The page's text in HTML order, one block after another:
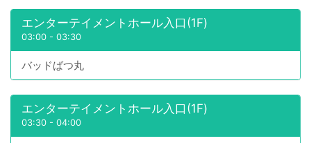
エンターテイメントホール入口(1F)
03:00 - 03:30
バッドばつ丸
エンターテイメントホール入口(1F)
03:30 - 04:00